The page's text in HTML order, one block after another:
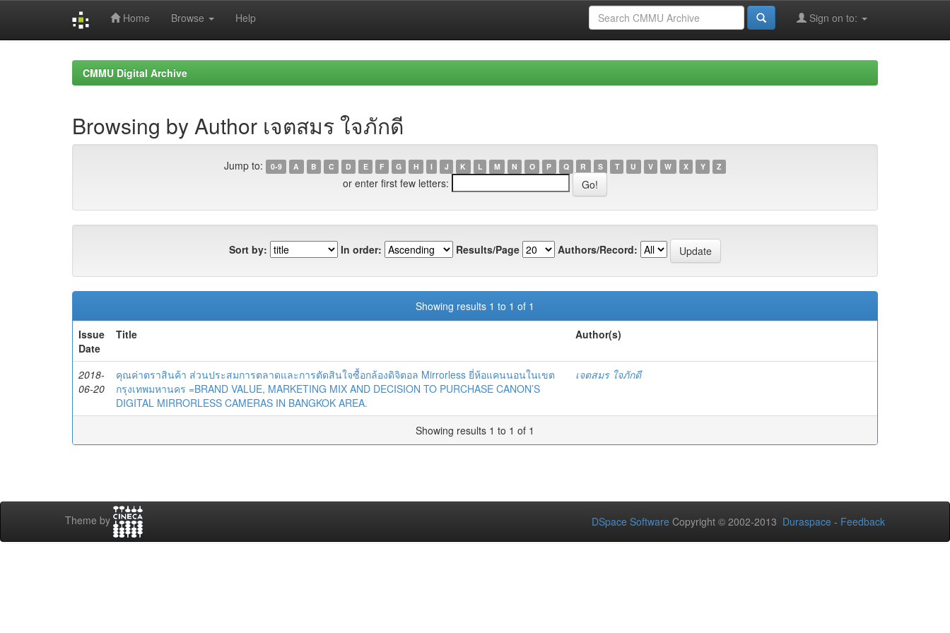
Home Browse Help Sign on to:
CMMU Digital Archive
Browsing by Author เจตสมร ใจภักดี
Jump to: 0-9 A B C D E F G H I J K L M N O P Q R S T U V W X Y Z
or enter first few letters:
Sort by: In order: Results/Page Authors/Record:
Showing results 1 to 1 of 1
Issue
Date
Title Author(s)
2018-
06-20
คุณค่าตราสินค้า ส่วนประสมการตลาดและการตัดสินใจซื้อกล้องดิจิตอล Mirrorless ยี่ห้อแคนนอนในเขต
กรุงเทพมหานคร =BRAND VALUE, MARKETING MIX AND DECISION TO PURCHASE CANON’S
DIGITAL MIRRORLESS CAMERAS IN BANGKOK AREA.
เจตสมร ใจภักดี
Showing results 1 to 1 of 1
Theme by DSpace Software Copyright © 2002-2013 Duraspace - Feedback